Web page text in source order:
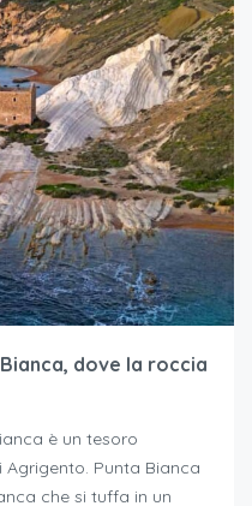
dove la roccia
è un tesoro
Punta Bianca
che si tuffa in un